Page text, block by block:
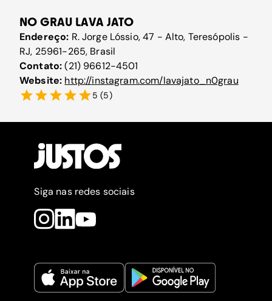
NO GRAU LAVA JATO
Endereço: R. Jorge Lóssio, 47 - Alto, Teresópolis -
RJ, 25961-265, Brasil
Contato:(21) 96612-4501
Website: http://instagram.com/lavajato_n0grau
5 (5)
Siga nas redes sociais